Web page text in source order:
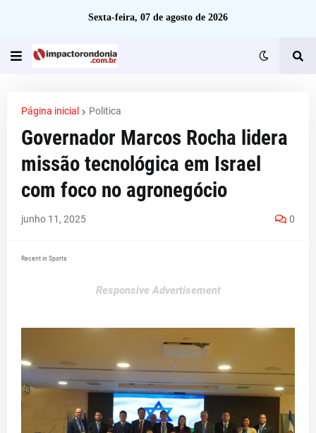
Sexta-feira, 07 de agosto de 2026
Página inicial Politica
Governador Marcos Rocha lidera
missão tecnológica em Israel
com foco no agronegócio
junho 11, 2025 0
Recent in Sports
Responsive Advertisement